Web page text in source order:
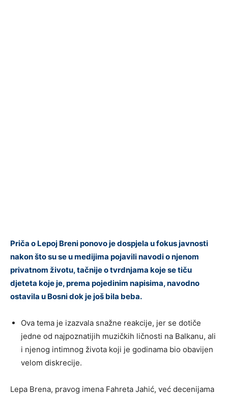
Priča o Lepoj Breni ponovo je dospjela u fokus javnosti
nakon što su se u medijima pojavili navodi o njenom
privatnom životu, tačnije o tvrdnjama koje se tiču
djeteta koje je, prema pojedinim napisima, navodno
ostavila u Bosni dok je još bila beba.
Ova tema je izazvala snažne reakcije, jer se dotiče
jedne od najpoznatijih muzičkih ličnosti na Balkanu, ali
i njenog intimnog života koji je godinama bio obavijen
velom diskrecije.
Lepa Brena, pravog imena Fahreta Jahić, već decenijama